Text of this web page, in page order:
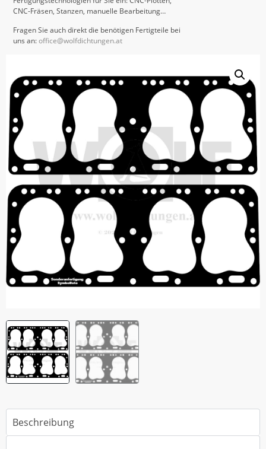
CNC-Fräsen, Stanzen, manuelle Bearbeitung…
Fragen Sie auch direkt die benötigen Fertigteile bei
uns an:office@wolfdichtungen.at
Beschreibung